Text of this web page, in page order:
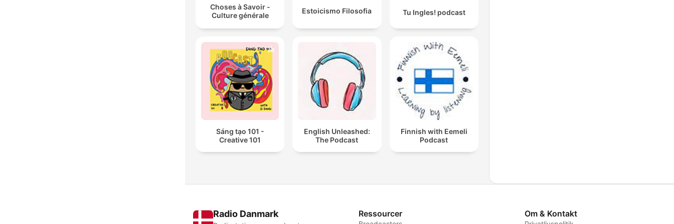
Choses à Savoir -
Culture générale
Estoicismo Filosofia Tu Ingles! podcast
Sáng tạo 101 -
Creative 101
English Unleashed:
The Podcast
Finnish with Eemeli
Podcast
Radio Danmark Ressourcer Om & Kontakt